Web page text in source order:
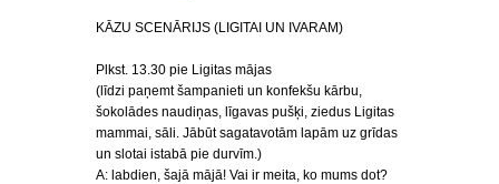
KĀZU SCENĀRIJS (LIGITAI UN IVARAM)
Plkst. 13.30 pie Ligitas mājas
(līdzi paņemt šampanieti un konfekšu kārbu,
šokolādes naudiņas, līgavas pušķi, ziedus Ligitas
mammai, sāli. Jābūt sagatavotām lapām uz grīdas
un slotai istabā pie durvīm.)
A: labdien, šajā mājā! Vai ir meita, ko mums dot?